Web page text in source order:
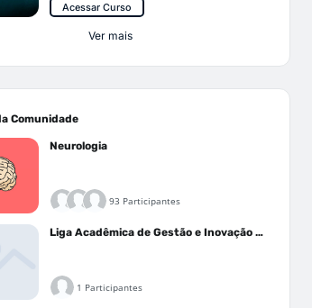
Acessar Curso
Ver mais
Comunidade
Neurologia
93 Participantes
Liga Acadêmica de Gestão e Inovação Médica - LAGIM
1 Participantes